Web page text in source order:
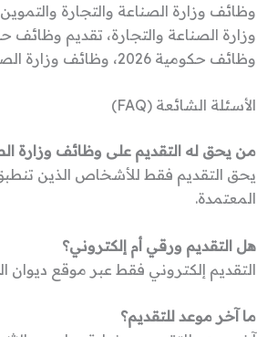
وزارة الصناعة والتجارة، تقديم وظائف
وظائف حكومية 2026، وظائف وزارة الصناعة
الأسئلة الشائعة (FAQ)
من يحق له التقديم على وظائف وزارة
يحق التقديم فقط للأشخاص الذين
المعتمدة.
هل التقديم ورقي أم إلكتروني؟
التقديم إلكتروني فقط عبر موقع ديوان
ما آخر موعد للتقديم؟